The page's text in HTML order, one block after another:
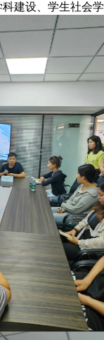
建设、学生社会